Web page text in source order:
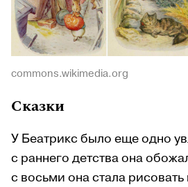
commons.wikimedia.org
Сказки
У Беатрикс было еще одно
с раннего детства она
с восьми она стала рисовать